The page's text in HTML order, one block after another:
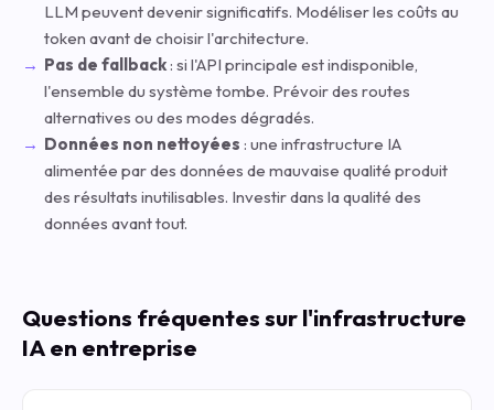
LLM peuvent devenir significatifs. Modéliser les coûts au
token avant de choisir l'architecture.
Pas de fallback: si l'API principale est indisponible,
l'ensemble du système tombe. Prévoir des routes
alternatives ou des modes dégradés.
Données non nettoyées : une infrastructure IA
alimentée par des données de mauvaise qualité produit
des résultats inutilisables. Investir dans la qualité des
données avant tout.
Questions fréquentes sur l'infrastructure
IA en entreprise